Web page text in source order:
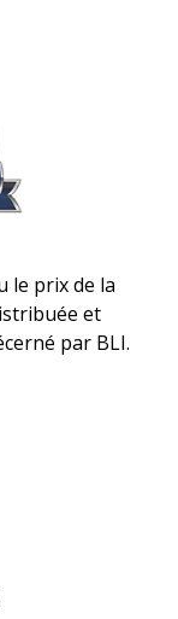
le prix de la
et
par BLI.